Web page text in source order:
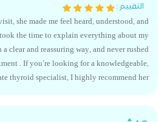
التقييم :
she made me feel heard, understood, and
the time to explain everything about my
clear and reassuring way, and never rushed
. If you’re looking for a knowledgeable,
thyroid specialist, I highly recommend her.